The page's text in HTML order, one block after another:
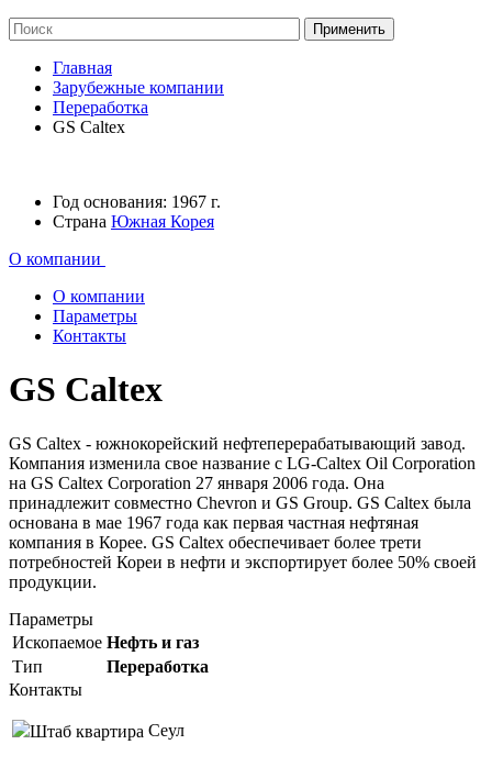
Главная
Зарубежные компании
Переработка
GS Caltex
Год основания: 1967 г.
Страна Южная Корея
О компании
О компании
Параметры
Контакты
GS Caltex
GS Caltex - южнокорейский нефтеперерабатывающий завод.
Компания изменила свое название с LG-Caltex Oil Corporation
на GS Caltex Corporation 27 января 2006 года. Она
принадлежит совместно Chevron и GS Group. GS Caltex была
основана в мае 1967 года как первая частная нефтяная
компания в Корее. GS Caltex обеспечивает более трети
потребностей Кореи в нефти и экспортирует более 50% своей
продукции.
Параметры
Ископаемое Нефть и газ
Тип
Переработка
Контакты
Штаб квартира Сеул